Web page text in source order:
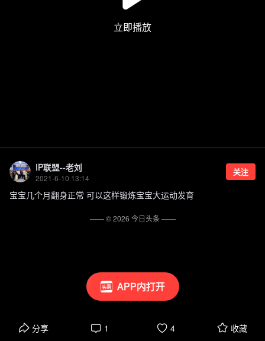
APP内打开
IP联盟--老刘
2021-6-10 13:14
关注
宝宝几个月翻身正常 可以这样锻炼宝宝大运动发育
分享 1 4 收藏
—— ©2026 今日头条——